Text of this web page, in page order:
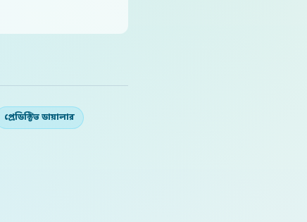
প্রেডিক্টিভ ডায়ালার